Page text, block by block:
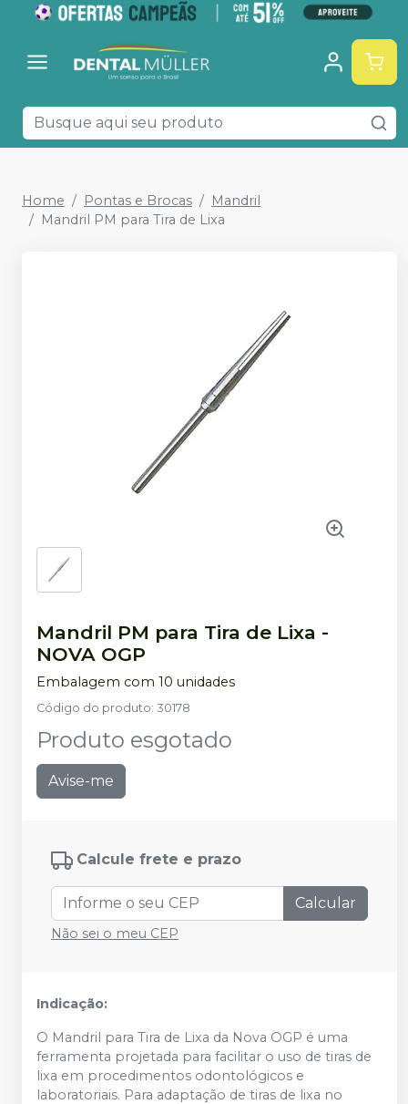
Home Pontas e Brocas
Mandril
Mandril PM para Tira de Lixa
Mandril PM para Tira de Lixa -
NOVA OGP
Embalagem com 10 unidades
Código do produto: 30178
Produto esgotado
Avise-me
Calcule frete e prazo
Calcular
Não sei o meu CEP
Indicação:
O Mandril para Tira de Lixa da Nova OGP é uma
ferramenta projetada para facilitar o uso de tiras de
lixa em procedimentos odontológicos e
laboratoriais. Para adaptação de tiras de lixa no